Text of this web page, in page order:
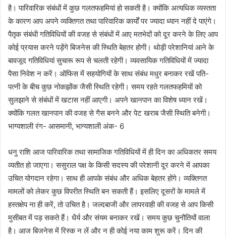
है। पारिवारिक संबंधों में कुछ गलतफहमियां हो सकती है। क्योंकि अत्यधिक व्यस्तता
के कारण आप अपने व्यक्तिगत तथा पारिवारिक कार्यों पर ज्यादा ध्यान नहीं दे पाएंगे।
पैतृक संबंधी गतिविधियों की वजह से संबंधों में आए मतभेदों को दूर करने के लिए आप
कोई प्रयास करने पड़ेंगे बिजनेस की स्थिति बेहतर होगी। थोड़ी परेशानियां आने के
बावजूद गतिविधियां सुचारू रूप से चलती रहेगी। व्यवसायिक गतिविधियों में ज्यादा
पैसा निवेश न करें। ऑफिस में सहयोगियों के साथ संबंध मधुर बनाकर रखें पति-
पत्नी के बीच कुछ नोकझोंक जैसी स्थिति रहेगी। समय रहते गलतफहमियों को
सुलझाने से संबंधों में खटास नहीं आएगी। अपने खानपान का विशेष ध्यान रखें।
क्योंकि गलत खानपान की वजह से गैस बनने और पेट खराब जैसी स्थिति बनेगी।
भाग्यशाली रंग- आसमानी, भाग्यशाली अंक- 6
धनु राशि आज पारिवारिक तथा सामाजिक गतिविधियों में ही दिन का अधिकतर समय
व्यतीत हो जाएगा। ससुराल पक्ष के किसी सदस्य की परेशानी दूर करने में आपका
उचित योगदान रहेगा। साथ ही आपके संबंध और अधिक बेहतर होंगे। व्यक्तिगत
मामलों को लेकर कुछ विपरीत स्थिति बन सकती हैं। इसलिए दूसरों के मामले में
हस्तक्षेप ना ही करें, तो उचित है। जल्दबाजी और लापरवाही की वजह से आप किसी
मुसीबत में पड़ सकते हैं। धैर्य और संयम बनाकर रखें। समय कुछ चुनौतियों वाला
है। आज बिजनेस में रिस्क न लें और न ही कोई नया काम शुरू करें। दिन की